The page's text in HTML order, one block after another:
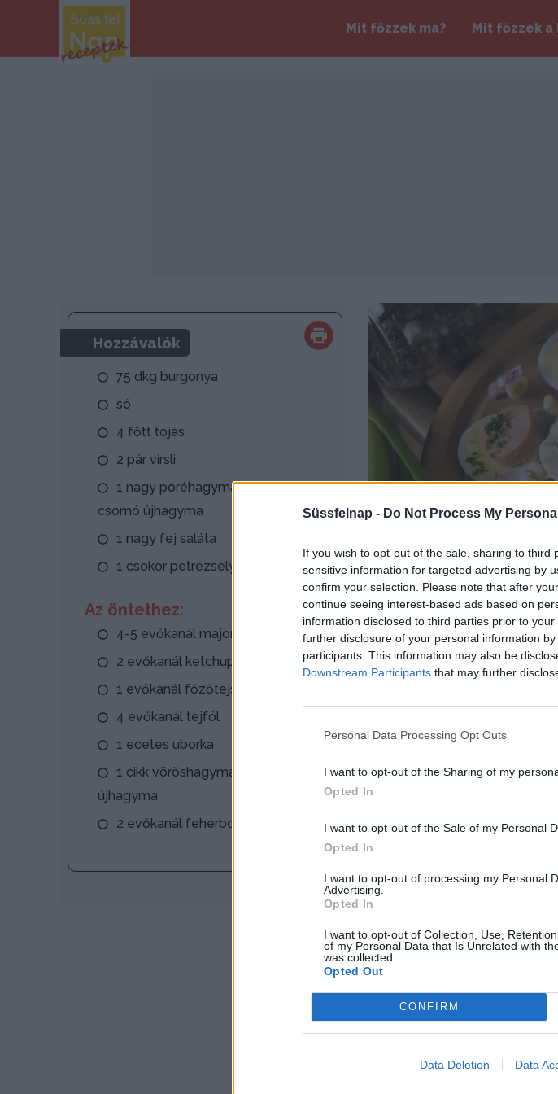
Süssfelnap - Do Not Process My
If you wish to opt-out of the sale, sharing to
sensitive information for targeted advertising by
confirm your selection. Please note that after
continue seeing interest-based ads based on
information disclosed to third parties prior to
further disclosure of your personal information
participants. This information may also be
Downstream Participants that may further
Personal Data Processing Opt Outs
I want to opt-out of the Sharing of my
Opted In
I want to opt-out of the Sale of my Personal
Opted In
I want to opt-out of processing my Personal
Advertising.
Opted In
I want to opt-out of Collection, Use,
of my Personal Data that Is Unrelated with
was collected.
Opted Out
CONFIRM
Data Deletion Data
Mit főzzek ma? Mit főzzek a
Hozzávalók
75 dkg burgonya
só
4 főtt tojás
2 pár virsli
1 nagy póréhagyma vagy 1
csomó újhagyma
1 nagy fej saláta
1 csokor petrezselyem
Az öntethez:
4-5 evőkanál majonéz
2 evőkanál ketchup
1 evőkanál főzőtejszín
4 evőkanál tejföl
1 ecetes uborka
1 cikk vöröshagyma vagy 1 dundi
újhagyma
2 evőkanál fehérbor
Frankfurti saláta
60-120 perc
A burgonyát kefével
öntünk rá, hogy jól
lángon kb. 35 perc
A majonézt a
meghámozott hagymát
A főtt tojásokat és a
törzsét vékonyan
A salátát leveleire